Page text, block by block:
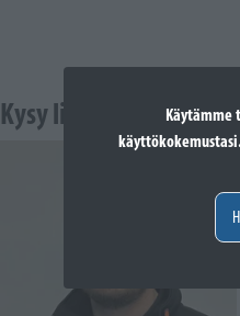
Käytämme
Kysy lisää